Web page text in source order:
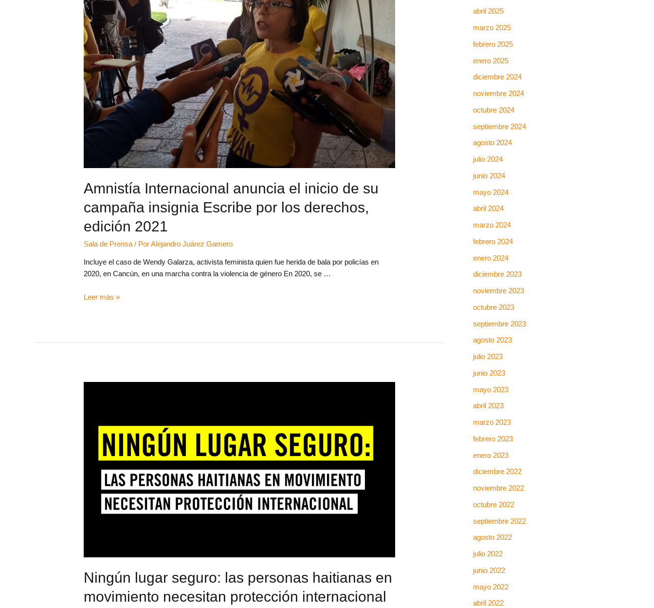
Amnistía Internacional anuncia el inicio de su
campaña insignia Escribe por los derechos,
edición 2021
Sala de Prensa/ PorAlejandro Juárez Gamero
Incluye el caso de Wendy Galarza, activista feminista quien fue herida de bala por policías en
2020, en Cancún, en una marcha contra la violencia de género En 2020, se …
Leer más »
Ningún lugar seguro: las personas haitianas en
movimiento necesitan protección internacional
abril 2025
marzo 2025
febrero 2025
enero 2025
diciembre 2024
noviembre 2024
octubre 2024
septiembre 2024
agosto 2024
julio 2024
junio 2024
mayo 2024
abril 2024
marzo 2024
febrero 2024
enero 2024
diciembre 2023
noviembre 2023
octubre 2023
septiembre 2023
agosto 2023
julio 2023
junio 2023
mayo 2023
abril 2023
marzo 2023
febrero 2023
enero 2023
diciembre 2022
noviembre 2022
octubre 2022
septiembre 2022
agosto 2022
julio 2022
junio 2022
mayo 2022
abril 2022